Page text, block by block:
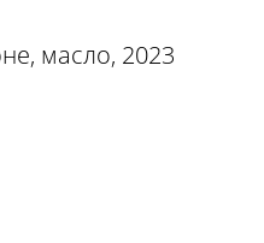
масло, 2023